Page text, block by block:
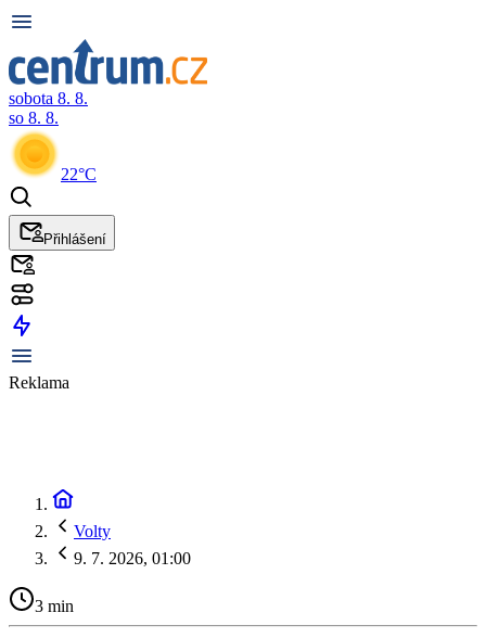
sobota 8. 8.
so 8. 8.
22°C
Přihlášení
Reklama
Volty
9. 7. 2026, 01:00
3 min